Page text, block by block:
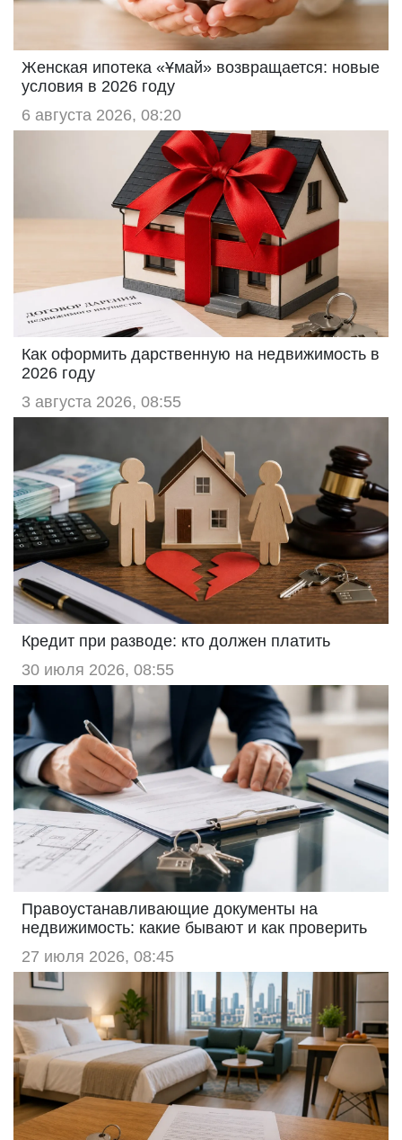
Женская ипотека «Ұмай» возвращается: новые
условия в 2026 году
6 августа 2026, 08:20
Как оформить дарственную на недвижимость в
2026 году
3 августа 2026, 08:55
Кредит при разводе: кто должен платить
30 июля 2026, 08:55
Правоустанавливающие документы на
недвижимость: какие бывают и как проверить
27 июля 2026, 08:45